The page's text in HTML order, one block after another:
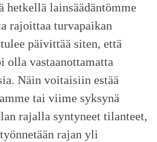
hetkellä lainsäädäntömme
rajoittaa turvapaikan
päivittää siten, että
olla vastaanottamatta
Näin voitaisiin estää
tai viime syksynä
rajalla syntyneet tilanteet,
rajan yli